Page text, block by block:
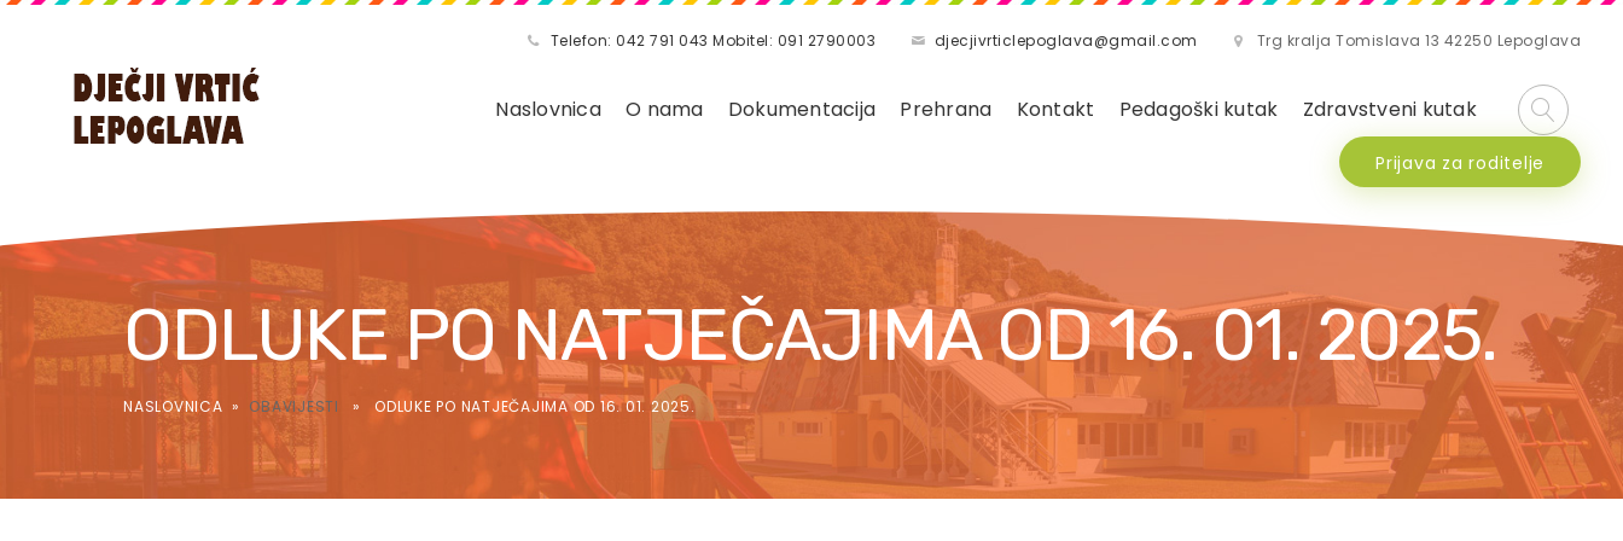
Telefon: 042 791 043 Mobitel: 091 2790003 djecjivrticlepoglava@gmail.com Trg kralja Tomislava 13 42250 Lepoglava
Naslovnica O nama Dokumentacija Prehrana Kontakt Pedagoški kutak Zdravstveni kutak
Prijava za roditelje
ODLUKE PO NATJEČAJIMA OD 16. 01. 2025.
NASLOVNICA » OBAVIJESTI » ODLUKE PO NATJEČAJIMA OD 16. 01. 2025.